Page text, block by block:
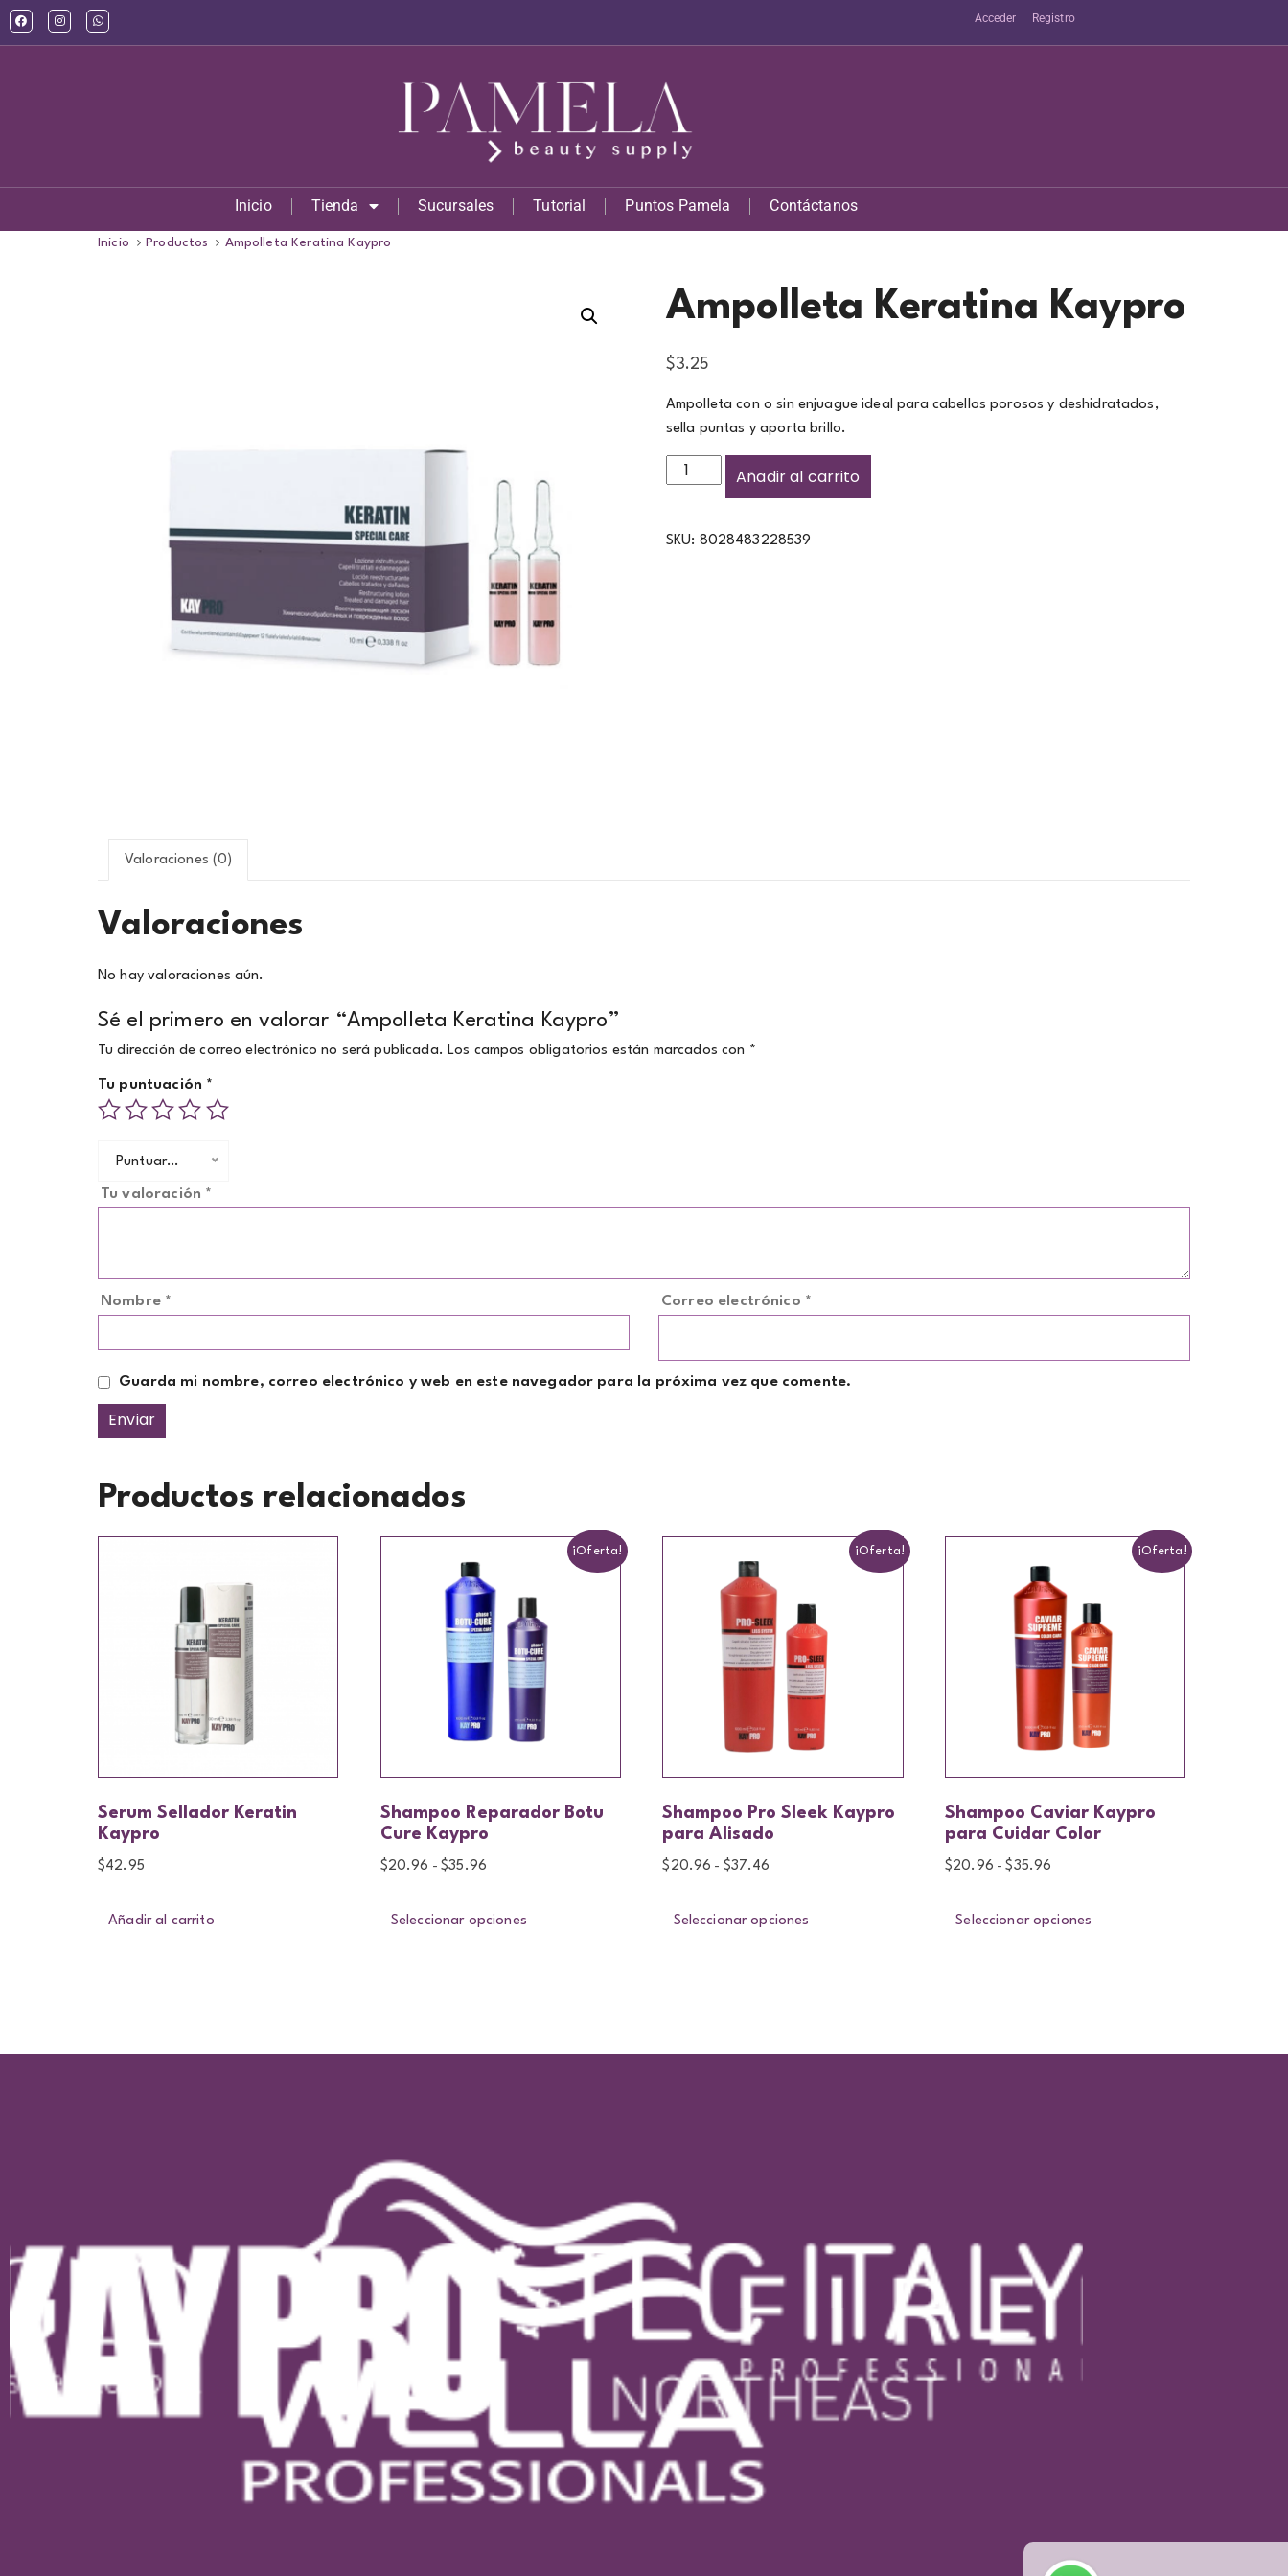
Acceder Registro
Inicio Tienda Sucursales Tutorial Puntos Pamela Contáctanos
Inicio Productos Ampolleta Keratina Kaypro
Ampolleta Keratina Kaypro
$3.25
Ampolleta con o sin enjuague ideal para cabellos porosos y deshidratados,
sella puntas y aporta brillo.
Añadir al carrito
SKU: 8028483228539
Valoraciones (0)
Valoraciones
No hay valoraciones aún.
Sé el primero en valorar “Ampolleta Keratina Kaypro”
Tu dirección de correo electrónico no será publicada. Los campos obligatorios están marcados con *
Tu puntuación *
Puntuar…
Tu valoración *
Nombre * Correo electrónico *
Guarda mi nombre, correo electrónico y web en este navegador para la próxima vez que comente.
Productos relacionados
Serum Sellador Keratin
Kaypro
$42.95
Añadir al carrito
¡Oferta!
Shampoo Reparador Botu
Cure Kaypro
$20.96 - $35.96
Seleccionar opciones
¡Oferta!
Shampoo Pro Sleek Kaypro
para Alisado
$ 20.96 - $37.46
Seleccionar opciones
¡Oferta!
Shampoo Caviar Kaypro
para Cuidar Color
$20.96 - $35.96
Seleccionar opciones